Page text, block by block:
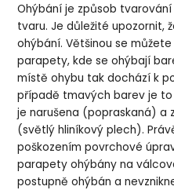
Ohýbání je způsob
tvaru. Je důležité upozornit,
ohýbání. Většinou se
parapety, kde se ohýbají
místě ohybu tak dochází k
případě tmavých barev je to
je narušena (popraskaná) a
(světlý hliníkový plech).
poškozením povrchové
parapety ohýbány na
postupně ohýbán a